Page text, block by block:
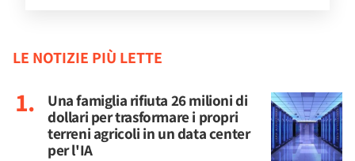
LE NOTIZIE PIÙ LETTE
Una famiglia rifiuta 26 milioni di
dollari per trasformare i propri
terreni agricoli in un data center
per l'IA